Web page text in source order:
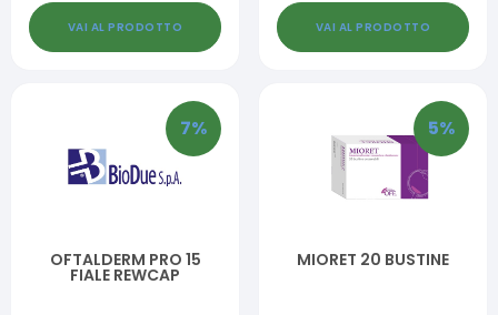
VAI AL PRODOTTO VAI AL PRODOTTO
7%
OFTALDERM PRO 15
FIALE REWCAP
5%
MIORET 20 BUSTINE